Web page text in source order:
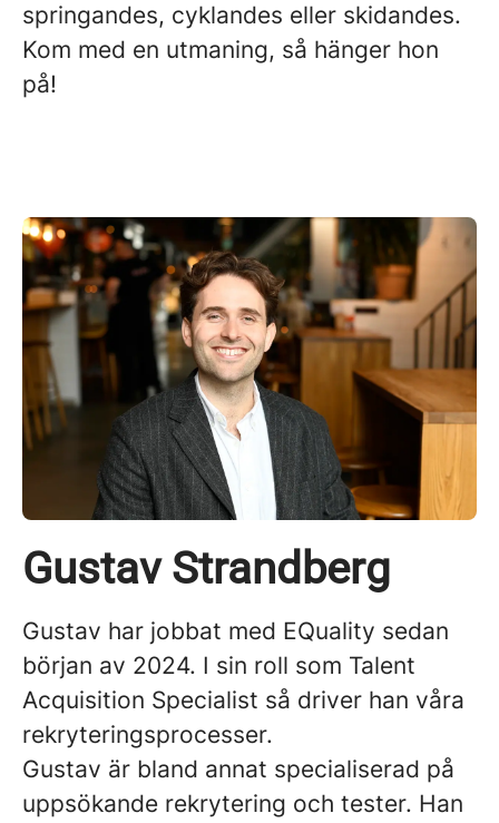
springandes, cyklandes eller skidandes.
Kom med en utmaning, så hänger hon
på!
Gustav Strandberg
Gustav har jobbat med EQuality sedan
början av 2024. I sin roll som Talent
Acquisition Specialist så driver han våra
rekryteringsprocesser.
Gustav är bland annat specialiserad på
uppsökande rekrytering och tester. Han